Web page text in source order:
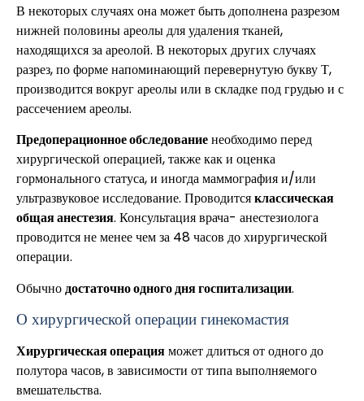
В некоторых случаях она может быть дополнена разрезом
нижней половины ареолы для удаления тканей,
находящихся за ареолой. В некоторых других случаях
разрез, по форме напоминающий перевернутую букву Т,
производится вокруг ареолы или в складке под грудью и с
рассечением ареолы.
Предоперационное обследованиенеобходимо перед
хирургической операцией, также как и оценка
гормонального статуса, и иногда маммография и/или
ультразвуковое исследование. Проводитсяклассическая
общая анестезия. Консультация врача- анестезиолога
проводится не менее чем за 48 часов до хирургической
операции.
Обычнодостаточно одного дня госпитализации.
О хирургической операциигинекомастия
Хирургическая операцияможет длиться от одного до
полутора часов, в зависимости от типа выполняемого
вмешательства.